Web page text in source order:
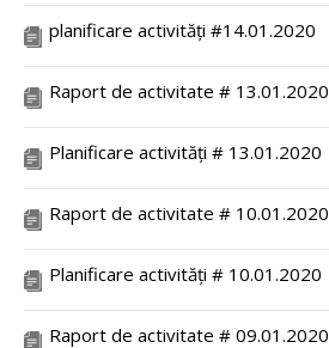
planificare activități #14.01.2020
Raport de activitate # 13.01.2020
Planificare activități # 13.01.2020
Raport de activitate # 10.01.2020
Planificare activități # 10.01.2020
Raport de activitate # 09.01.2020